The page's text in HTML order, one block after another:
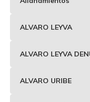
ALVARO LEYVA
ALVARO LEYVA
ALVARO URIBE